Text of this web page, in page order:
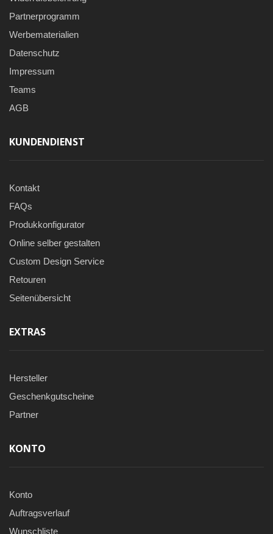
Partnerprogramm
Werbematerialien
Datenschutz
Impressum
Teams
AGB
KUNDENDIENST
Kontakt
FAQs
Produkkonfigurator
Online selber gestalten
Custom Design Service
Retouren
Seitenübersicht
EXTRAS
Hersteller
Geschenkgutscheine
Partner
KONTO
Konto
Auftragsverlauf
Wunschliste